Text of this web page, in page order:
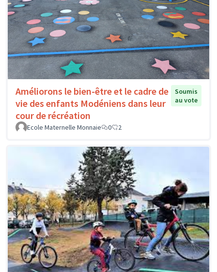
Améliorons le bien-être et le cadre de
vie des enfants Modéniens dans leur
cour de récréation
Soumis
au vote
Ecole Maternelle Monnaie 0 2